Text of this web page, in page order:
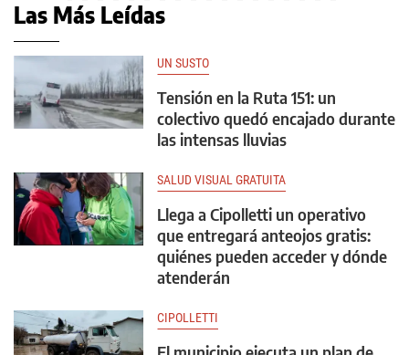
Las Más Leídas
UN SUSTO
Tensión en la Ruta 151: un
colectivo quedó encajado durante
las intensas lluvias
SALUD VISUAL GRATUITA
Llega a Cipolletti un operativo
que entregará anteojos gratis:
quiénes pueden acceder y dónde
atenderán
CIPOLLETTI